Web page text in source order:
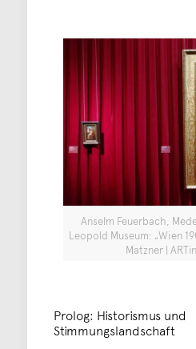
Anselm Feuerbach,
Leopold Museum: „Wien
Matzner |
Prolog: Historismus und
Stimmungslandschaft